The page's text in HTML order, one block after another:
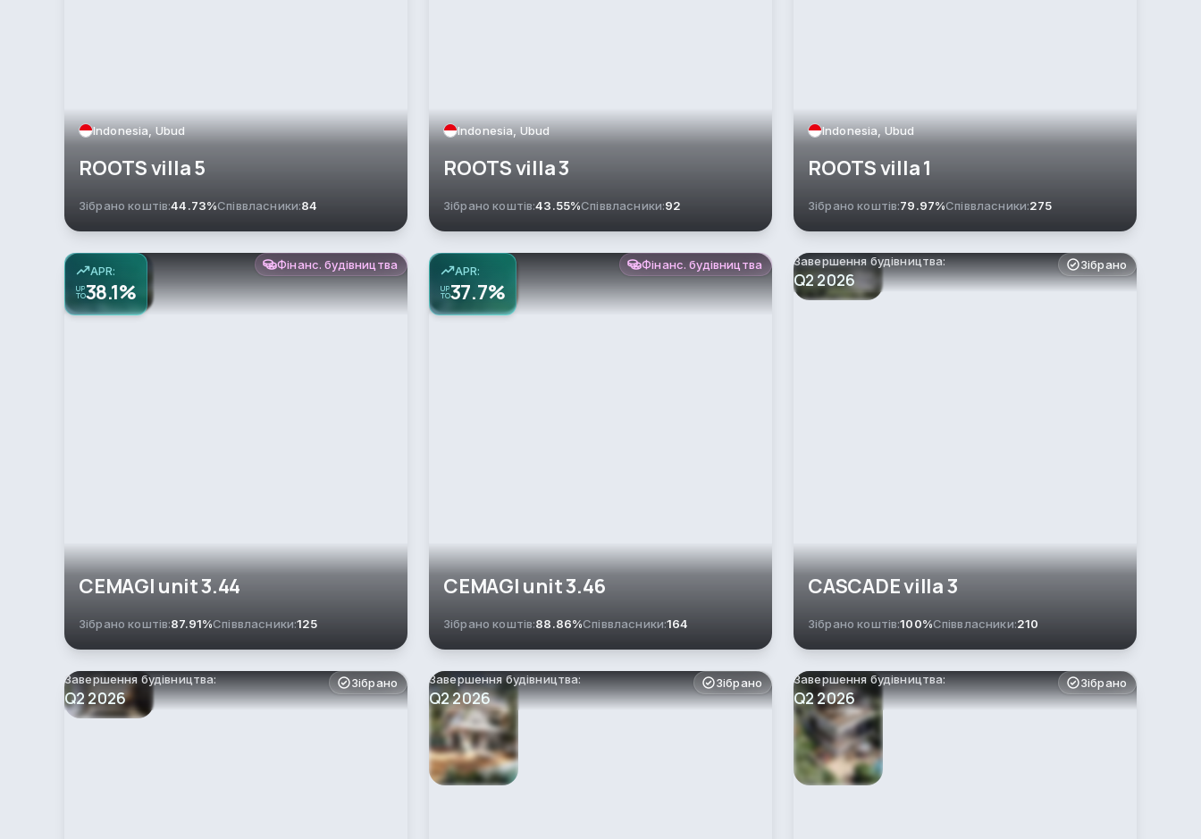
Indonesia, Ubud
ROOTS villa 5
Зібрано коштів:44.73%Співвласники:84
Indonesia, Ubud
ROOTS villa 3
Зібрано коштів:43.55%Співвласники:92
Indonesia, Ubud
ROOTS villa 1
Зібрано коштів:79.97%Співвласники:275
APR:
UP
TO38.1%
Фінанс. будівництва
СEMAGI unit 3.44
Зібрано коштів:87.91%Співвласники:125
APR:
UP
TO37.7%
Фінанс. будівництва
СEMAGI unit 3.46
Зібрано коштів:88.86%Співвласники:164
Завершення будівництва:
Q2 2026
Зібрано
CASCADE villa 3
Зібрано коштів:100%Співвласники:210
Завершення будівництва:
Q2 2026
Зібрано Завершення будівництва:
Q2 2026
Зібрано Завершення будівництва:
Q2 2026
Зібрано